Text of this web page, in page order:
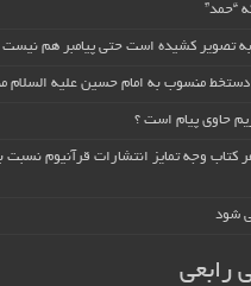
“حمد”
تصویر کشیده است حتی پیامبر هم نیست
دستخط منسوب به امام حسین علیه السلام
حاوی پیام است ؟
کتاب وجه تمایز انتشارات قرآنیوم نسبت
شود
رابعی